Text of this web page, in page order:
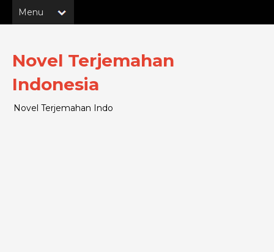
Novel Terjemahan
Indonesia
Novel Terjemahan Indo